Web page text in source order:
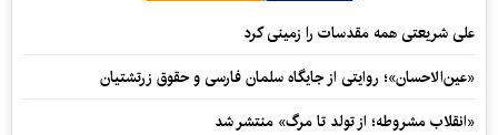
علی شریعتی همه مقدسات را زمینی کرد
«عین‌الاحسان»؛ روایتی از جایگاه سلمان فارسی و حقوق زرتشتیان
«انقلاب مشروطه؛ از تولد تا مرگ» منتشر شد